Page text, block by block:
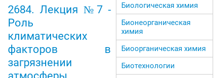
2684. Лекция №7 -
Роль
климатических
факторов в
загрязнении
Биологическая химия
Бионеорганическая
химия
Биоорганическая химия
Биотехнологии